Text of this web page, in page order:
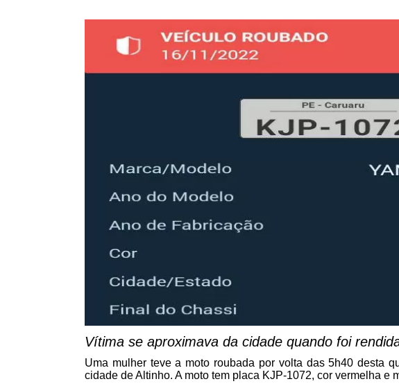
Vítima se aproximava da cidade quando foi
Uma mulher teve a moto roubada por volta das 5h40 desta
cidade de Altinho. A moto tem placa KJP-1072, cor vermelha e